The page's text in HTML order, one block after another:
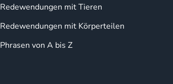
Redewendungen mit Tieren
Redewendungen mit Körperteilen
Phrasen von A bis Z